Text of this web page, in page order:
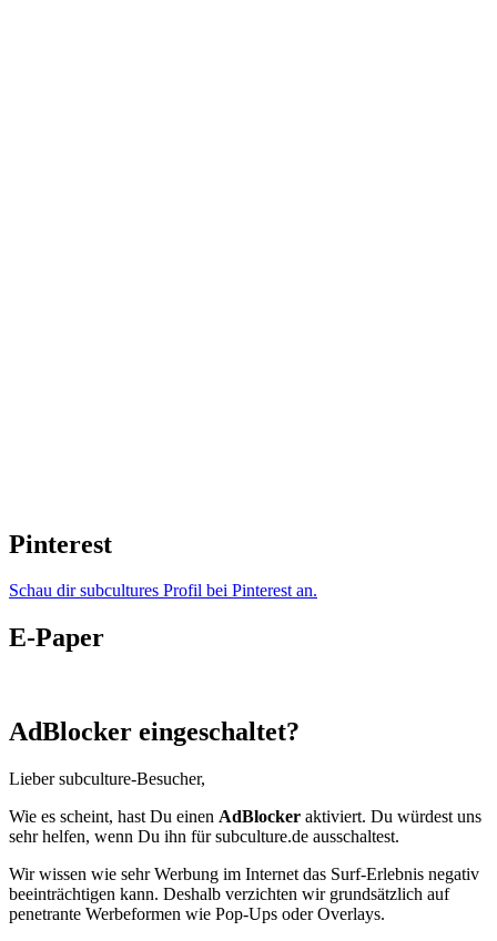
Pinterest
Schau dir subcultures Profil bei Pinterest an.
E-Paper
AdBlocker eingeschaltet?
Lieber subculture-Besucher,
Wie es scheint, hast Du einen AdBlocker aktiviert. Du würdest uns
sehr helfen, wenn Du ihn für subculture.de ausschaltest.
Wir wissen wie sehr Werbung im Internet das Surf-Erlebnis negativ
beeinträchtigen kann. Deshalb verzichten wir grundsätzlich auf
penetrante Werbeformen wie Pop-Ups oder Overlays.